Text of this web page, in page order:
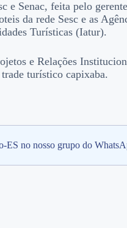
e Senac, feita pelo
da rede Sesc e as
Turísticas (Iatur).
e Relações
turístico capixaba.
ES no nosso grupo do